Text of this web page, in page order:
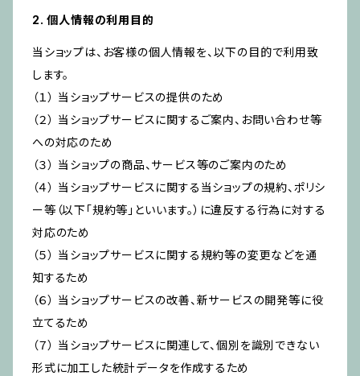
2. 個人情報の利用目的
当ショップは、お客様の個人情報を、以下の目的で利用致
します。
（１） 当ショップサービスの提供のため
（２） 当ショップサービスに関するご案内、お問い合わせ等
への対応のため
（３） 当ショップの商品、サービス等のご案内のため
（４） 当ショップサービスに関する当ショップの規約、ポリシ
ー等（以下「規約等」といいます。）に違反する行為に対する
対応のため
（５） 当ショップサービスに関する規約等の変更などを通
知するため
（６） 当ショップサービスの改善、新サービスの開発等に役
立てるため
（７） 当ショップサービスに関連して、個別を識別できない
形式に加工した統計データを作成するため